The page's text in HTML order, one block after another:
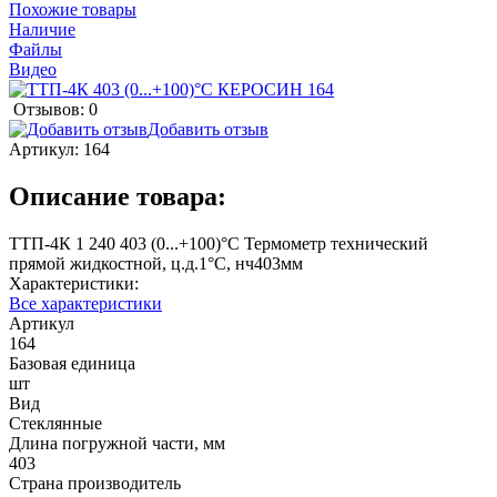
Похожие товары
Наличие
Файлы
Видео
Отзывов: 0
Добавить отзыв
Артикул: 164
Описание товара:
ТТП-4К 1 240 403 (0...+100)°С Термометр технический
прямой жидкостной, ц.д.1°С, нч403мм
Характеристики:
Все характеристики
Артикул
164
Базовая единица
шт
Вид
Стеклянные
Длина погружной части, мм
403
Страна производитель